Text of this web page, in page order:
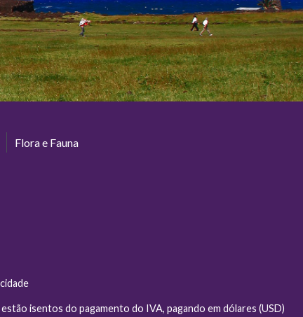
Flora e Fauna
isentos do pagamento do IVA, pagando em dólares (USD)